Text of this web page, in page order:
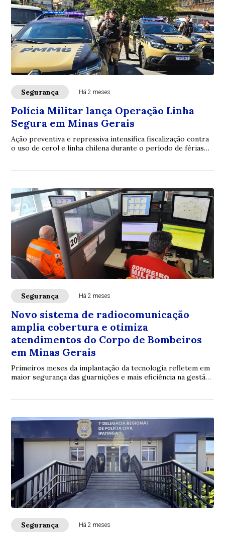
Segurança Há 2 meses
Polícia Militar lança Operação Linha
Segura em Minas Gerais
Ação preventiva e repressiva intensifica fiscalização contra
o uso de cerol e linha chilena durante o período de férias
Segurança Há 2 meses
Novo sistema de radiocomunicação
amplia cobertura e otimiza
atendimentos do Corpo de Bombeiros
em Minas Gerais
Primeiros meses da implantação da tecnologia refletem em
maior segurança das guarnições e mais eficiência na gestão
Segurança Há 2 meses